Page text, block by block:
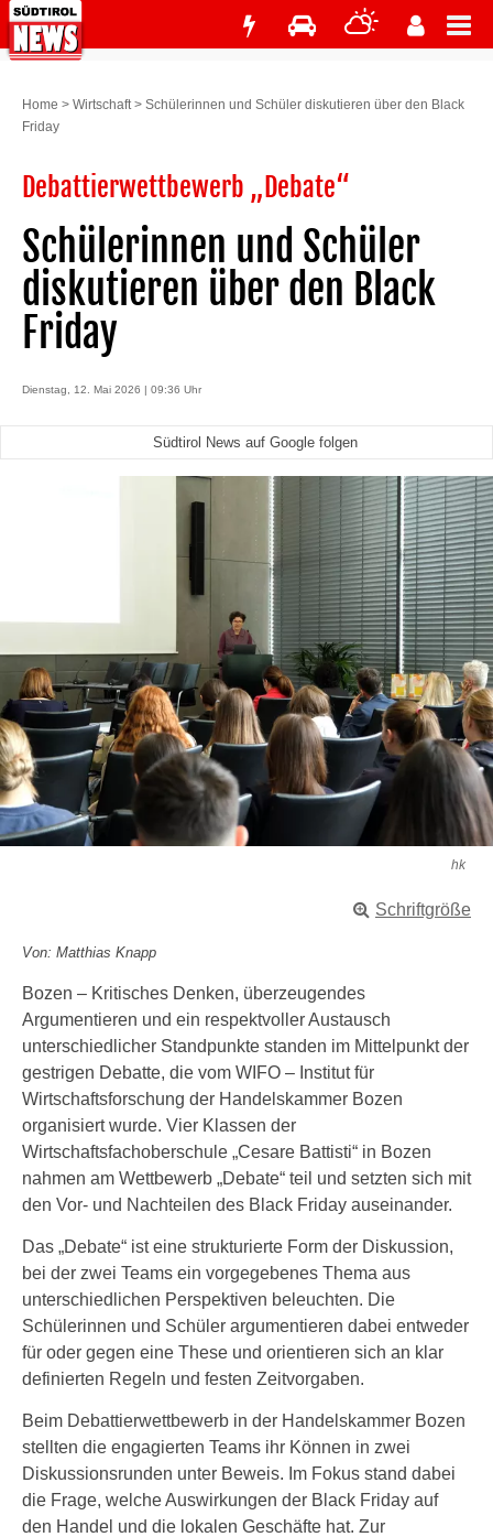
Home > Wirtschaft> Schülerinnen und Schüler diskutieren über den Black
Friday
Debattierwettbewerb „Debate“
Schülerinnen und Schüler
diskutieren über den Black
Friday
Dienstag, 12. Mai 2026 | 09:36 Uhr
Südtirol News auf Google folgen
hk
Schriftgröße
Von: Matthias Knapp
Bozen – Kritisches Denken, überzeugendes
Argumentieren und ein respektvoller Austausch
unterschiedlicher Standpunkte standen im Mittelpunkt der
gestrigen Debatte, die vom WIFO – Institut für
Wirtschaftsforschung der Handelskammer Bozen
organisiert wurde. Vier Klassen der
Wirtschaftsfachoberschule „Cesare Battisti“ in Bozen
nahmen am Wettbewerb „Debate“ teil und setzten sich mit
den Vor- und Nachteilen des Black Friday auseinander.
Das „Debate“ ist eine strukturierte Form der Diskussion,
bei der zwei Teams ein vorgegebenes Thema aus
unterschiedlichen Perspektiven beleuchten. Die
Schülerinnen und Schüler argumentieren dabei entweder
für oder gegen eine These und orientieren sich an klar
definierten Regeln und festen Zeitvorgaben.
Beim Debattierwettbewerb in der Handelskammer Bozen
stellten die engagierten Teams ihr Können in zwei
Diskussionsrunden unter Beweis. Im Fokus stand dabei
die Frage, welche Auswirkungen der Black Friday auf
den Handel und die lokalen Geschäfte hat. Zur